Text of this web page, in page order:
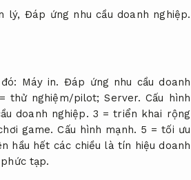
lý, Đáp ứng nhu cầu doanh nghiệp.
Máy in. Đáp ứng nhu cầu doanh
thử nghiệm/pilot;Server. Cấu hình
doanh nghiệp. 3 = triển khai rộng
game. Cấu hình mạnh. 5 = tối ưu
hầu hết các chiều là tín hiệu doanh
tạp.